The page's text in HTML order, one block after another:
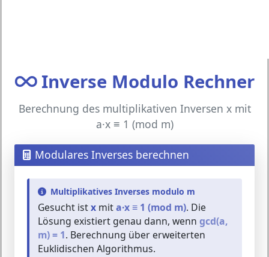
Inverse Modulo Rechner
Berechnung des multiplikativen Inversen x mit
a·x ≡ 1 (mod m)
Modulares Inverses berechnen
Multiplikatives Inverses modulo m
Gesucht istx mita·x ≡ 1 (mod m). Die
Lösung existiert genau dann, wenn gcd(a,
m) = 1. Berechnung über erweiterten
Euklidischen Algorithmus.